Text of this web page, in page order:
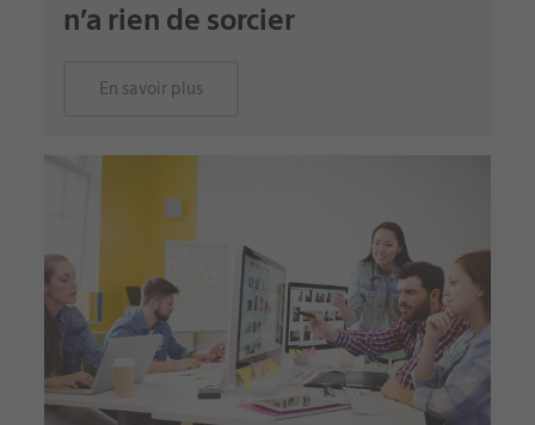
n’a rien de sorcier
En savoir plus